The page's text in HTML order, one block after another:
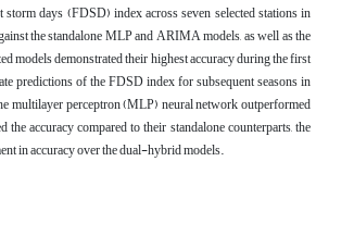
days (FDSD) index across seven selected stations in
the standalone MLP and ARIMA models, as well as the
demonstrated their highest accuracy during the first
predictions of the FDSD index for subsequent seasons in
multilayer perceptron (MLP) neural network outperformed
accuracy compared to their standalone counterparts, the
in accuracy over the dual-hybrid models.